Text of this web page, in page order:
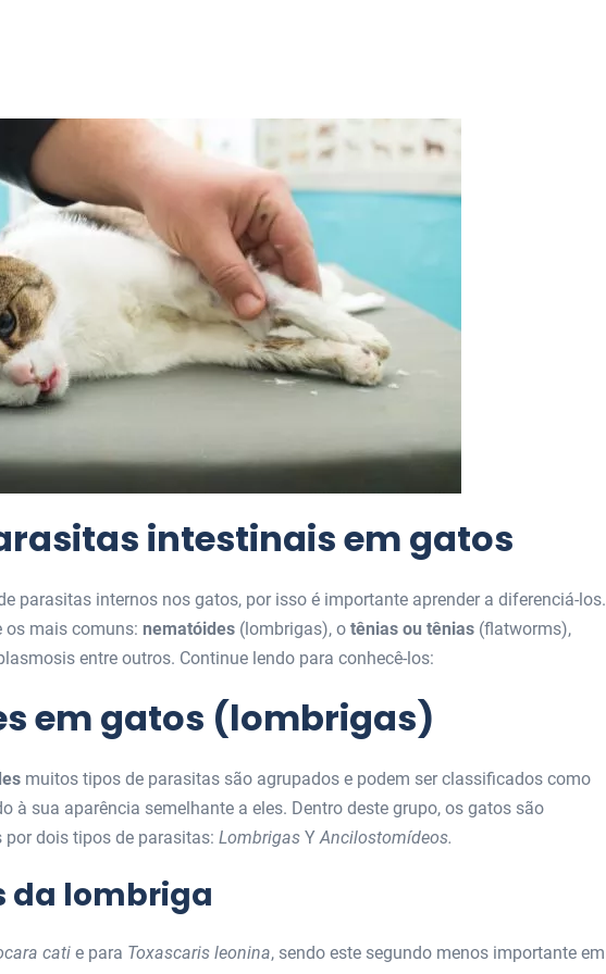
intestinais em gatos
parasitas internos nos gatos, por isso é importante aprender a diferenciá-los.
os mais comuns: nematóides (lombrigas), o tênias ou tênias (flatworms),
entre outros. Continue lendo para conhecê-los:
em gatos (lombrigas)
muitos tipos de parasitas são agrupados e podem ser classificados como
à sua aparência semelhante a eles. Dentro deste grupo, os gatos são
dois tipos de parasitas: Lombrigas YAncilostomídeos.
da lombriga
cati e para Toxascaris leonina, sendo este segundo menos importante em